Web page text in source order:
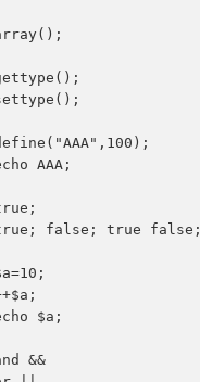
AAA;
false; true false;
$a;
&&